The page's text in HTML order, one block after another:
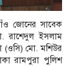
জোনের সাবেক
রাশেদুল ইসলাম
(ওসি) মো. মশিউর
রামপুরা পুলিশ